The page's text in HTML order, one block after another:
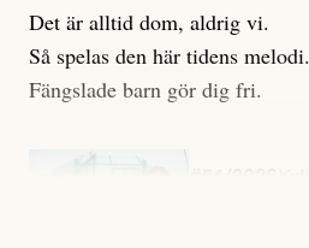
Det är alltid dom, aldrig vi.
Så spelas den här tidens melodi.
Fängslade barn gör dig fri.